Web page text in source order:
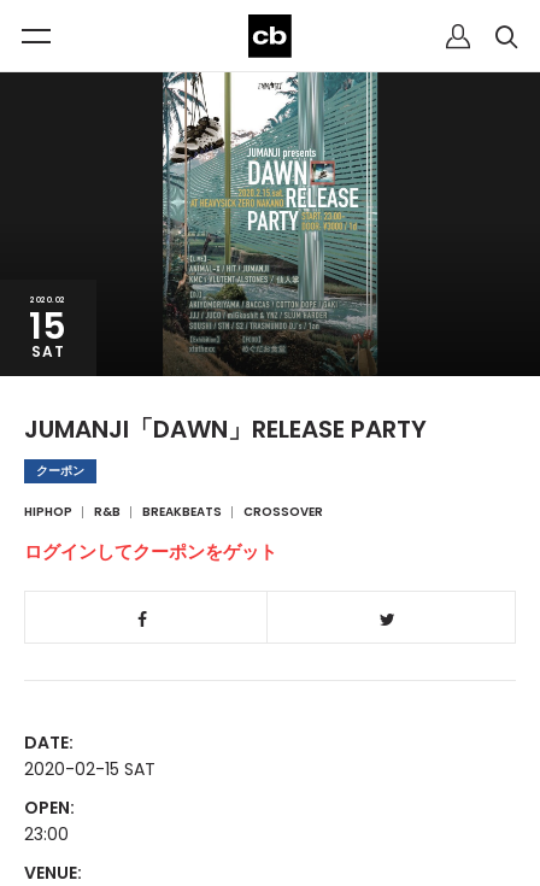
2020.02
15
SAT
JUMANJI「DAWN」RELEASE PARTY
クーポン
HIPHOP R&B BREAKBEATS CROSSOVER
ログインしてクーポンをゲット
DATE:
2020-02-15 SAT
OPEN:
23:00
VENUE: